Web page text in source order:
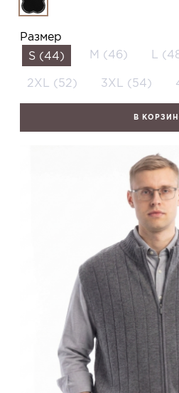
Размер
S (44)
M (46) L
2XL (52) 3XL (54)
В